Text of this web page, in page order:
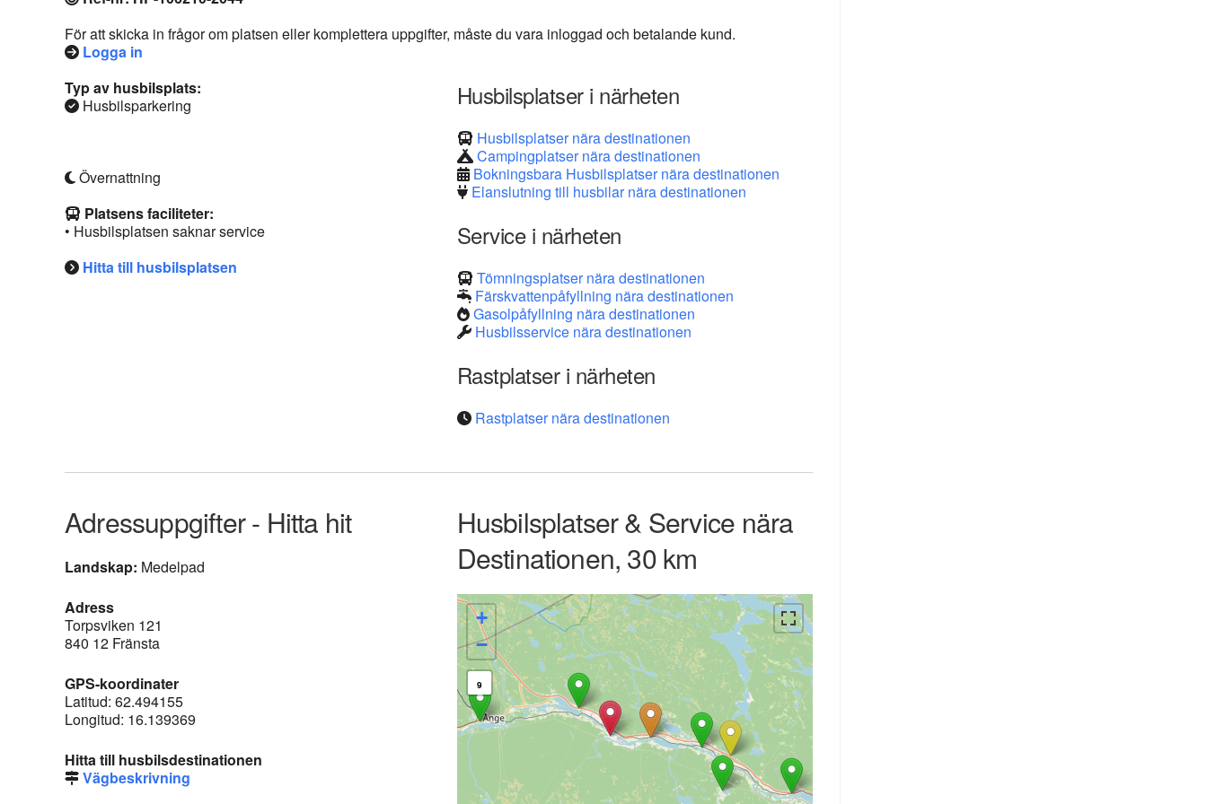
För att skicka in frågor om platsen eller komplettera uppgifter, måste du vara inloggad och betalande kund.
Logga in
Typ av husbilsplats:
Husbilsparkering
Övernattning
Platsens faciliteter:
• Husbilsplatsen saknar service
Hitta till husbilsplatsen
Husbilsplatser i närheten
Husbilsplatser nära destinationen
Campingplatser nära destinationen
Bokningsbara Husbilsplatser nära destinationen
Elanslutning till husbilar nära destinationen
Service i närheten
Tömningsplatser nära destinationen
Färskvattenpåfyllning nära destinationen
Gasolpåfyllning nära destinationen
Husbilsservice nära destinationen
Rastplatser i närheten
Rastplatser nära destinationen
Adressuppgifter - Hitta hit
Landskap: Medelpad
Adress
Torpsviken 121
840 12 Fränsta
GPS-koordinater
Latitud: 62.494155
Longitud: 16.139369
Hitta till husbilsdestinationen
Vägbeskrivning
Husbilsplatser & Service nära
Destinationen, 30 km
+
−
9